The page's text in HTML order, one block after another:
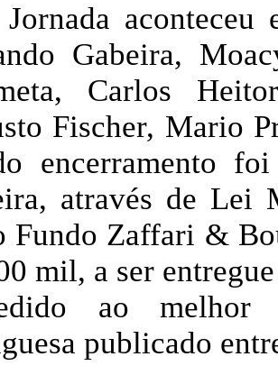
Gabeira,
Carlos
Fischer, Mario
encerramento
através de Lei
Fundo Zaffari &
mil, a ser
ao
publicado